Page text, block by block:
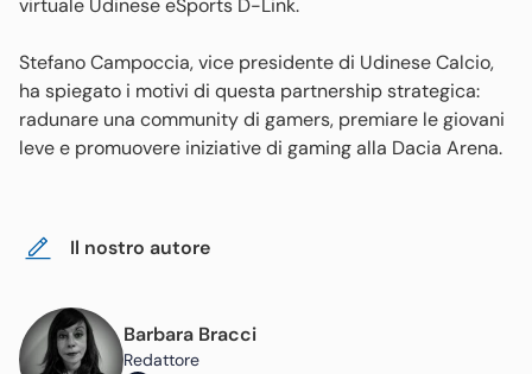
virtuale Udinese eSports D-Link.
Stefano Campoccia, vice presidente di Udinese Calcio,
ha spiegato i motivi di questa partnership strategica:
radunare una community di gamers, premiare le giovani
leve e promuovere iniziative di gaming alla Dacia Arena.
Il nostro autore
Barbara Bracci
Redattore